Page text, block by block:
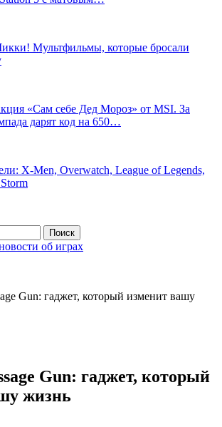
Мультфильмы, которые бросали
«Сам себе Дед Мороз» от MSI. За
дарят код на 650…
X-Men, Overwatch, League of Legends,
об играх
Gun: гаджет, который изменит вашу
Gun: гаджет, который
жизнь